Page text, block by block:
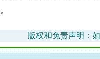
。
版权和免责声明：